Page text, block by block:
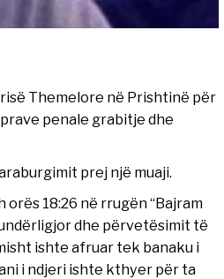
Themelore në Prishtinë për
penale grabitje dhe
prej një muaji.
18:26 në rrugën “Bajram
dhe përvetësimit të
ishte afruar tek banaku i
i ndjeri ishte kthyer për ta